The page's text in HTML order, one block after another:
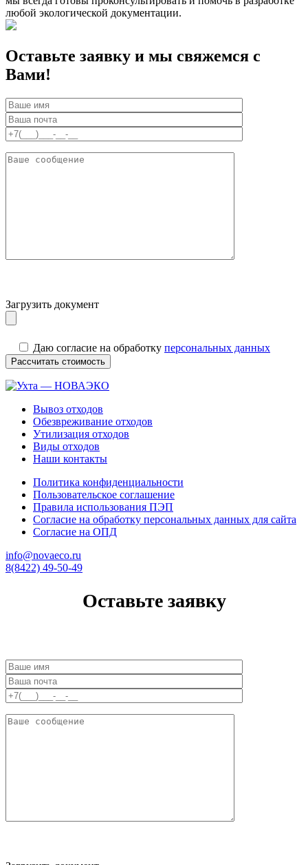
любой экологической документации.
Оставьте заявку и мы свяжемся с
Вами!
Загрузить документ
Даю согласие на обработку персональных данных
Вывоз отходов
Обезвреживание отходов
Утилизация отходов
Виды отходов
Наши контакты
Политика конфиденциальности
Пользовательское соглашение
Правила использования ПЭП
Согласие на обработку персональных данных для сайта
Согласие на ОПД
info@novaeco.ru
8(8422) 49-50-49
Оставьте заявку